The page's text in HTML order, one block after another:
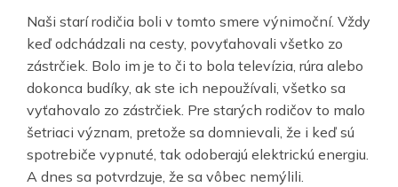
Naši starí rodičia boli v tomto smere výnimoční. Vždy
keď odchádzali na cesty, povyťahovali všetko zo
zástrčiek. Bolo im je to či to bola televízia, rúra alebo
dokonca budíky, ak ste ich nepoužívali, všetko sa
vyťahovalo zo zástrčiek. Pre starých rodičov to malo
šetriaci význam, pretože sa domnievali, že i keď sú
spotrebiče vypnuté, tak odoberajú elektrickú energiu.
A dnes sa potvrdzuje, že sa vôbec nemýlili.